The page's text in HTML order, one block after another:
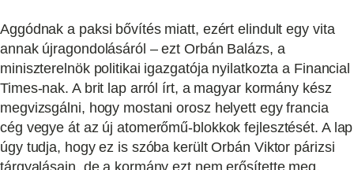
Aggódnak a paksi bővítés miatt, ezért elindult egy vita
annak újragondolásáról – ezt Orbán Balázs, a
miniszterelnök politikai igazgatója nyilatkozta a Financial
Times-nak. A brit lap arról írt, a magyar kormány kész
megvizsgálni, hogy mostani orosz helyett egy francia
cég vegye át az új atomerőmű-blokkok fejlesztését. A lap
úgy tudja, hogy ez is szóba került Orbán Viktor párizsi
tárgyalásain, de a kormány ezt nem erősítette meg.